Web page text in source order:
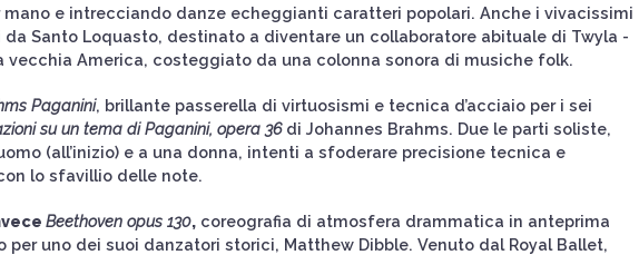
e intrecciando danze echeggianti caratteri popolari. Anche i vivacissimi
Santo Loquasto, destinato a diventare un collaboratore abituale di Twyla -
vecchia America, costeggiato da una colonna sonora di musiche folk.
Paganini, brillante passerella di virtuosismi e tecnica d’acciaio per i sei
su un tema di Paganini, opera 36di Johannes Brahms. Due le parti soliste,
(all’inizio) e a una donna, intenti a sfoderare precisione tecnica e
lo sfavillio delle note.
Beethoven opus 130,coreografia di atmosfera drammatica in anteprima
per uno dei suoi danzatori storici, Matthew Dibble. Venuto dal Royal Ballet,